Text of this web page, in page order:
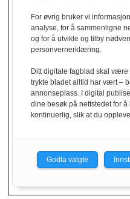
For øvrig bruker vi
analyse, for å sammenligne
og for å utvikle og tilby
personvernerklæring.
Ditt digitale fagblad skal
trykte bladet alltid har vært –
annonseplass. I digital
dine besøk på nettstedet for
kontinuerlig, slik at du
Godta valgte